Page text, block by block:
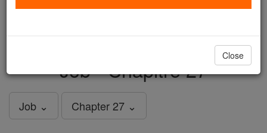
just$5, the cost of a coffee, we could rebuild stronger
in faith. Thank you.DONATE TODAY >
Job - Chapitre 27
Job ⌄ Chapter 27 ⌄
Close